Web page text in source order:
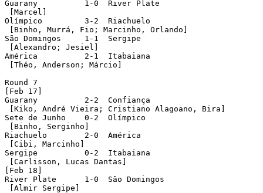
Guarany		 1-0  River Plate
[Marcel]
Olímpico	 3-2  Riachuelo
[Binho, Murrá, Fio; Marcinho, Orlando]
São Domingos	 1-1  Sergipe
[Alexandro; Jesiel]
América		 2-1  Itabaiana
[Théo, Anderson; Márcio]
Round 7
[Feb 17]
Guarany		 2-2  Confiança
[Kiko, André Vieira; Cristiano Alagoano, Bira]
Sete de Junho	 0-2  Olímpico
[Binho, Serginho]
Riachuelo	 2-0  América
[Cibi, Marcinho]
Sergipe		 0-2  Itabaiana
[Carlisson, Lucas Dantas]
[Feb 18]
River Plate	 1-0  São Domingos
[Almir Sergipe]